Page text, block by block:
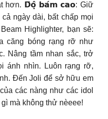
hơn. 𝗗̄𝗼̣̂ 𝗯𝗮́𝗺 𝗰𝗮𝗼: Giữ
ngày dài, bất chấp mọi
Highlighter, bạn sẽ:
căng bóng rạng rỡ như
Nâng tầm nhan sắc, trở
ánh nhìn. Luôn rạng rỡ,
Đến Joli để sở hữu em
các nàng như các idol
mà không thử nèeee!